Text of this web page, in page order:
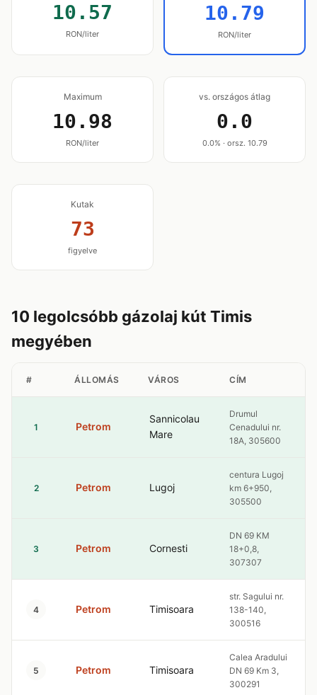
10.57
RON/liter
10.79
RON/liter
Maximum
10.98
RON/liter
vs. országos átlag
0.0
0.0% · orsz. 10.79
Kutak
73
figyelve
10 legolcsóbb gázolaj kút Timis
megyében
# ÁLLOMÁS VÁROS CÍM
1 Petrom
Sannicolau
Mare
Drumul
Cenadului nr.
18A, 305600
2 Petrom Lugoj
centura Lugoj
km 6+950,
305500
3 Petrom Cornesti
DN 69 KM
18+0,8,
307307
4 Petrom Timisoara
str. Sagului nr.
138-140,
300516
5 Petrom Timisoara
Calea Aradului
DN 69 Km 3,
300291